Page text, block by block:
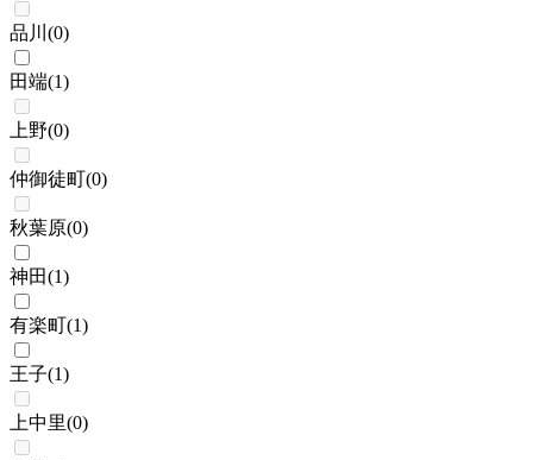
品川 (0)
田端(1)
上野(0)
仲御徒町(0)
秋葉原(0)
神田(1)
有楽町(1)
王子(1)
上中里(0)